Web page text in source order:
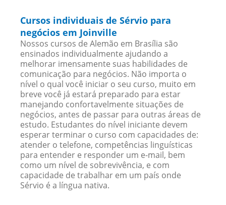
Cursos individuais de Sérvio para
negócios em Joinville
Nossos cursos de Alemão em Brasília são
ensinados individualmente ajudando a
melhorar imensamente suas habilidades de
comunicação para negócios. Não importa o
nível o qual você iniciar o seu curso, muito em
breve você já estará preparado para estar
manejando confortavelmente situações de
negócios, antes de passar para outras áreas de
estudo. Estudantes do nível iniciante devem
esperar terminar o curso com capacidades de:
atender o telefone, competências linguísticas
para entender e responder um e-mail, bem
como um nível de sobrevivência, e com
capacidade de trabalhar em um país onde
Sérvio é a língua nativa.